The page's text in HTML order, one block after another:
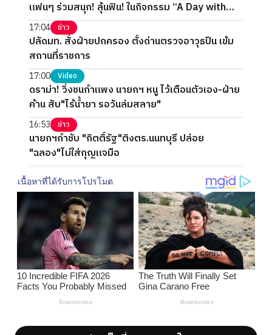
แฟนๆ ร่วมสนุก! ลุ้นฟิน! ในกิจกรรม “A Day with
FORTPEAT Exclusive Fan Meet”
17:04 ข่าว
ปลัดมท. สั่งฝ่ายปกครอง ตั้งด่านตรวจอาวุธปืน เข้ม
สถานที่ราชการ
17:00 Video
ดราม่า! วิ่งชนกำแพง นายกฯ หนู ไว้เตือนตัวเอง-ฝ่าย
ค้าน สับ"ไร้น้ำยา รอวันล่มสลาย"
16:53 ข่าว
นายกฯกำชับ "กิตติ์รัฐ"ติงตร.นนทบุรี ปล่อย
"ฉลอง"ไม่ใส่กุญแจมือ